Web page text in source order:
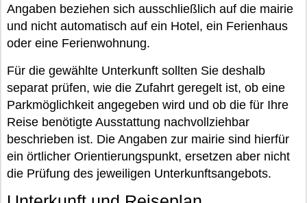
Angaben beziehen sich ausschließlich auf die mairie
und nicht automatisch auf ein Hotel, ein Ferienhaus
oder eine Ferienwohnung.
Für die gewählte Unterkunft sollten Sie deshalb
separat prüfen, wie die Zufahrt geregelt ist, ob eine
Parkmöglichkeit angegeben wird und ob die für Ihre
Reise benötigte Ausstattung nachvollziehbar
beschrieben ist. Die Angaben zur mairie sind hierfür
ein örtlicher Orientierungspunkt, ersetzen aber nicht
die Prüfung des jeweiligen Unterkunftsangebots.